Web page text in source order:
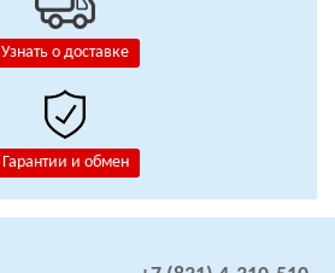
Узнать о доставке
Гарантии и обмен